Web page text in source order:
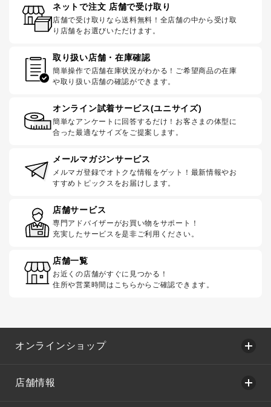
ネットで注文 店舗で受け取り
店舗で受け取りなら送料無料！全店舗の中から受け取
り店舗をお選びいただけます。
取り扱い店舗・在庫確認
簡単操作で店舗在庫状況がわかる！ご希望商品の在庫
や取り扱い店舗の確認ができます。
オンライン試着サービス(ユニサイズ)
簡単なアンケートに回答するだけ！お客さまの体型に
合った最適なサイズをご提案します。
メールマガジンサービス
メルマガ登録でオトクな情報をゲット！最新情報やお
すすめトピックスをお届けします。
店舗サービス
専門アドバイザーがお買い物をサポート！
充実したサービスを是非ご利用ください。
店舗一覧
お近くの店舗がすぐに見つかる！
住所や営業時間はこちらからご確認できます。
オンラインショップ
店舗情報